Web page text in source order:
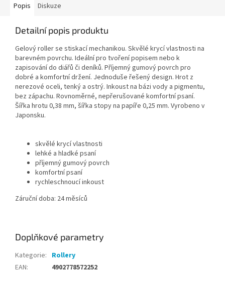
Popis Diskuze
Detailní popis produktu
Gelový roller se stiskací mechanikou. Skvělé krycí vlastnosti na
barevném povrchu. Ideální pro tvoření popisem nebo k
zapisování do diářů či deníků. Příjemný gumový povrch pro
dobré a komfortní držení. Jednoduše řešený design. Hrot z
nerezové oceli, tenký a ostrý. Inkoust na bázi vody a pigmentu,
bez zápachu. Rovnoměrné, nepřerušované komfortní psaní.
Šířka hrotu 0,38 mm, šířka stopy na papíře 0,25 mm. Vyrobeno v
Japonsku.
skvělé krycí vlastnosti
lehké a hladké psaní
příjemný gumový povrch
komfortní psaní
rychleschnoucí inkoust
Záruční doba: 24 měsíců
Doplňkové parametry
Kategorie: Rollery
EAN: 4902778572252